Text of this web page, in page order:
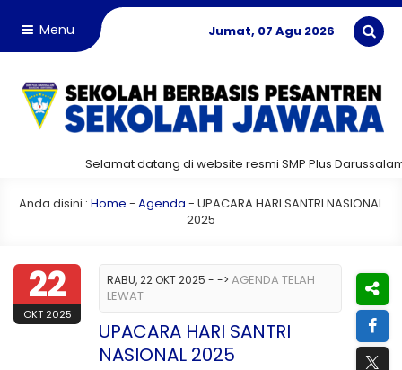
Menu Jumat, 07 Agu 2026
Selamat datang di website resmi SMP Plus Darussalam!
Anda disini : Home - Agenda - UPACARA HARI SANTRI NASIONAL
2025
22
OKT 2025
RABU, 22 OKT 2025 - -> AGENDA TELAH
LEWAT
UPACARA HARI SANTRI
NASIONAL 2025